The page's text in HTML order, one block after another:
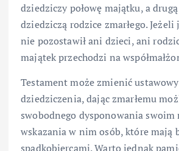
dziedziczy połowę majątku, a drugą
dziedziczą rodzice zmarłego. Jeżeli
nie pozostawił ani dzieci, ani
majątek przechodzi na
Testament może zmienić
dziedziczenia, dając zmarłemu
swobodnego dysponowania
wskazania w nim osób, które mają
spadkobiercami. Warto jednak